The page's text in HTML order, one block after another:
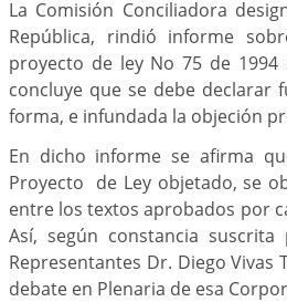
La Comisión Conciliadora
República, rindió informe
proyecto de ley No 75 de
concluye que se debe declarar
forma, e infundada la objeción
En dicho informe se afirma
Proyecto de Ley objetado, se
entre los textos aprobados por
Así, según constancia
Representantes Dr. Diego
debate en Plenaria de esa